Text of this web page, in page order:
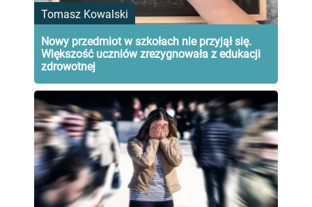
Tomasz Kowalski
Nowy przedmiot w szkołach nie przyjął się.
Większość uczniów zrezygnowała z edukacji
zdrowotnej